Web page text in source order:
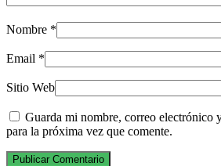
Nombre *
Email *
Sitio Web
Guarda mi nombre, correo electrónico
para la próxima vez que comente.